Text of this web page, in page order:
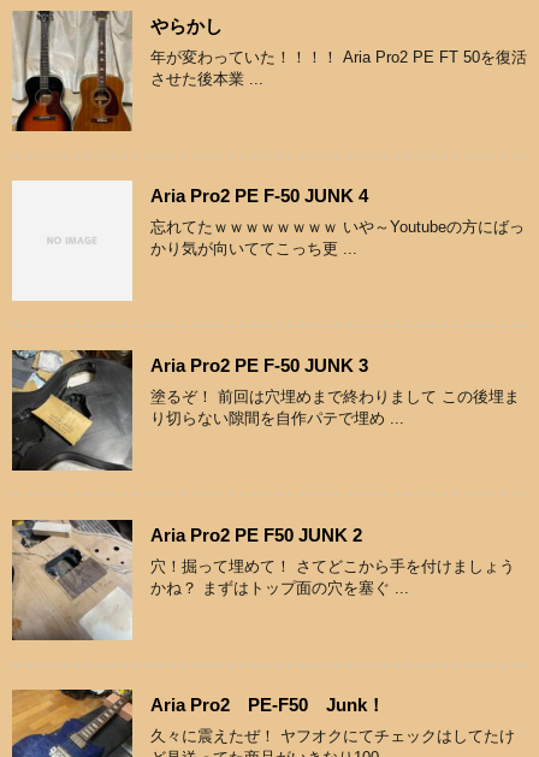
やらかし
年が変わっていた！！！！ Aria Pro2 PE FT 50を復活
させた後本業 ...
Aria Pro2 PE F-50 JUNK 4
忘れてたｗｗｗｗｗｗｗｗ いや～Youtubeの方にばっ
かり気が向いててこっち更 ...
Aria Pro2 PE F-50 JUNK 3
塗るぞ！ 前回は穴埋めまで終わりまして この後埋ま
り切らない隙間を自作パテで埋め ...
Aria Pro2 PE F50 JUNK 2
穴！掘って埋めて！ さてどこから手を付けましょう
かね？ まずはトップ面の穴を塞ぐ ...
Aria Pro2 PE-F50 Junk！
久々に震えたぜ！ ヤフオクにてチェックはしてたけ